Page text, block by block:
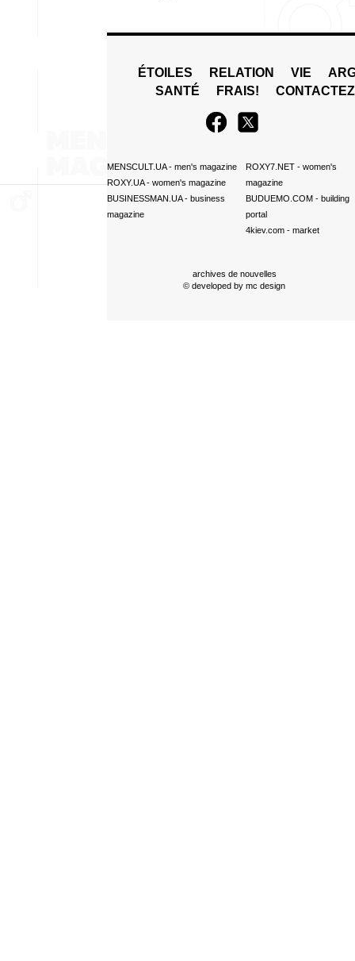
ÉTOILES RELATION VIE
SANTÉ
FRAIS!
MENSCULT.UA- men's magazine
ROXY.UA- women's magazine
BUSINESSMAN.UA- business
magazine
ROXY7.NET- women's
magazine
BUDUEMO.COM- building
portal
4kiev.com- market
archives de nouvelles
© developed by mc design